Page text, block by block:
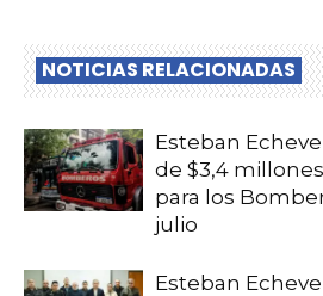
NOTICIAS RELACIONADAS
Esteban
de $3,4
para los
julio
Esteban